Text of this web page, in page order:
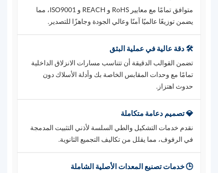
متوافق تمامًا مع معايير RoHS و REACH و ISO9001، مما
يضمن توزيعًا عالميًا آمنًا وعالي الجودة وجاهزًا للتصدير.
🛠️ دقة عالية في عملية البثق
تضمن القوالب الدقيقة أن تتناسب مسارات الانزلاق الداخلية
تمامًا مع وحدات المقابس الخاصة بك وأدلة الأسلاك دون
حدوث اهتزاز.
💎 تصميم دعامة متكاملة
نقدم خدمات التشكيل والطي السلسة لأذني التثبيت المدمجة
في الرفوف، مما يقلل من تكاليف التجميع الثانوية.
🕒 خدمات تصنيع المعدات الأصلية الشاملة